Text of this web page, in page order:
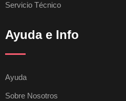
Servicio Técnico
Ayuda e Info
Ayuda
Sobre Nosotros